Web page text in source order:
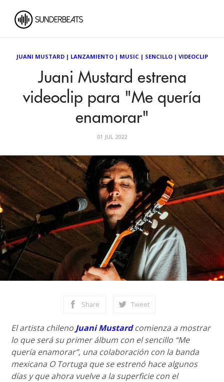
JUANI MUSTARD| LANZAMIENTO| MUSIC| SENCILLO| VIDEOCLIP
Juani Mustard estrena
videoclip para "Me quería
enamorar"
01 JUL 2022
Share Tweet
El artista chileno Juani Mustardcomienza a mostrar
lo que será su primer álbum con el sencillo “Me
quería enamorar”, una colaboración con la banda
mexicana O Tortuga que se estrenó hace algunos
días y que ahora vuelve a la superficie con el